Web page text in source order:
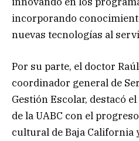
incorporando
nuevas tecnologías al
Por su parte, el doctor
coordinador general de
Gestión Escolar, destacó
de la UABC con el
cultural de Baja California